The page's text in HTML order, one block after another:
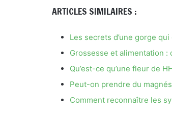
ARTICLES SIMILAIRES :
Les secrets d’une gorge
Grossesse et alimentation
Qu’est-ce qu’une fleur de
Peut-on prendre du
Comment reconnaître les